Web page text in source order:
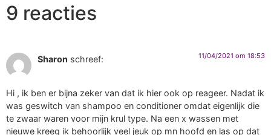
9 reacties
Sharon schreef: 11/04/2021 om 18:53
Hi , ik ben er bijna zeker van dat ik hier ook op reageer. Nadat ik
was geswitch van shampoo en conditioner omdat eigenlijk die
te zwaar waren voor mijn krul type. Na een x wassen met
nieuwe kreeg ik behoorlijk veel jeuk op mn hoofd en las op dat